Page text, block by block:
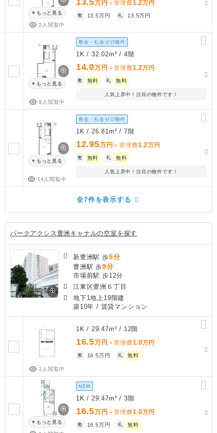
もっと見る
2人閲覧中
万円 ＋管理費1.2万円
敷 13.5万円 礼 13.5万円
もっと見る
9人閲覧中
敷金・礼金ゼロ物件
1K / 32.02m² / 4階
14.0万円 ＋管理費1.2万円
敷 無料 礼 無料
人気上昇中！注目の物件です！
もっと見る
14人閲覧中
敷金・礼金ゼロ物件
1K / 26.81m² / 7階
12.95万円 ＋管理費1.2万円
敷 無料 礼 無料
人気上昇中！注目の物件です！
全7件を表示する
パークアクシス豊洲キャナルの空室を探す
新豊洲駅 歩5分
豊洲駅 歩9分
市場前駅 歩12分
江東区豊洲６丁目
地下1地上19階建
築10年 / 賃貸マンション
1人閲覧中
1K / 29.47m² / 12階
16.5万円 ＋管理費1.0万円
敷 16.5万円 礼 無料
もっと見る
NEW
1K / 29.47m² / 3階
16.5万円 ＋管理費1.0万円
敷 16.5万円 礼 無料